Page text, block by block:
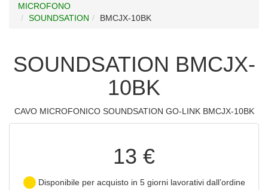
MICROFONO
SOUNDSATION
BMCJX-10BK
SOUNDSATION BMCJX-
10BK
CAVO MICROFONICO SOUNDSATION GO-LINK BMCJX-10BK
13 €
Disponibile per acquisto in 5 giorni lavorativi dall’ordine